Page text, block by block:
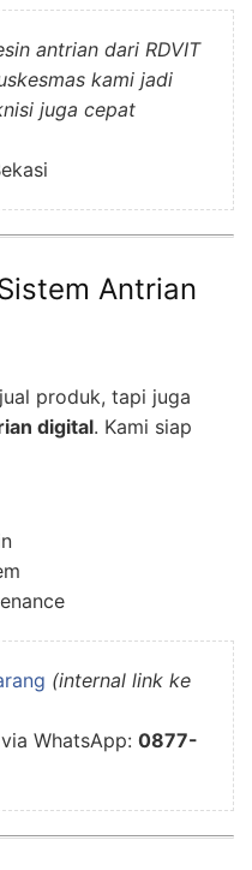
antrian dari RDVIT
kami jadi
juga cepat
Antrian
produk, tapi juga
digital. Kami siap
(internal link ke
WhatsApp: 0877-